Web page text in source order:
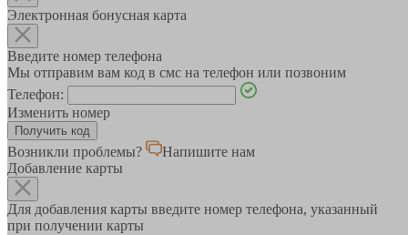
Электронная бонусная карта
Введите номер телефона
Мы отправим вам код в смс на телефон или позвоним
Телефон:
Изменить номер
Возникли проблемы?
Напишите нам
Добавление карты
Для добавления карты введите номер телефона, указанный
при получении карты